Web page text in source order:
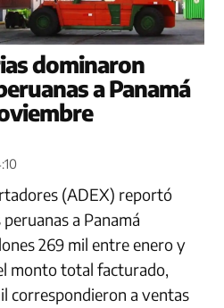
dominaron
a Panamá
(ADEX) reportó
a Panamá
269 mil entre enero y
monto total facturado,
correspondieron a ventas